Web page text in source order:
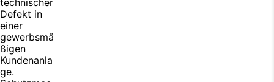
technischer
Defekt in
einer
gewerbsmä
ßigen
Kundenanla
ge.